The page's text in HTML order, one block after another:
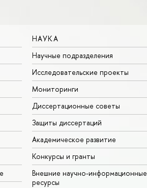
НАУКА
Научные подразделения
Исследовательские проекты
Мониторинги
Диссертационные советы
Защиты диссертаций
Академическое развитие
Конкурсы и гранты
Внешние научно-информационные
ресурсы